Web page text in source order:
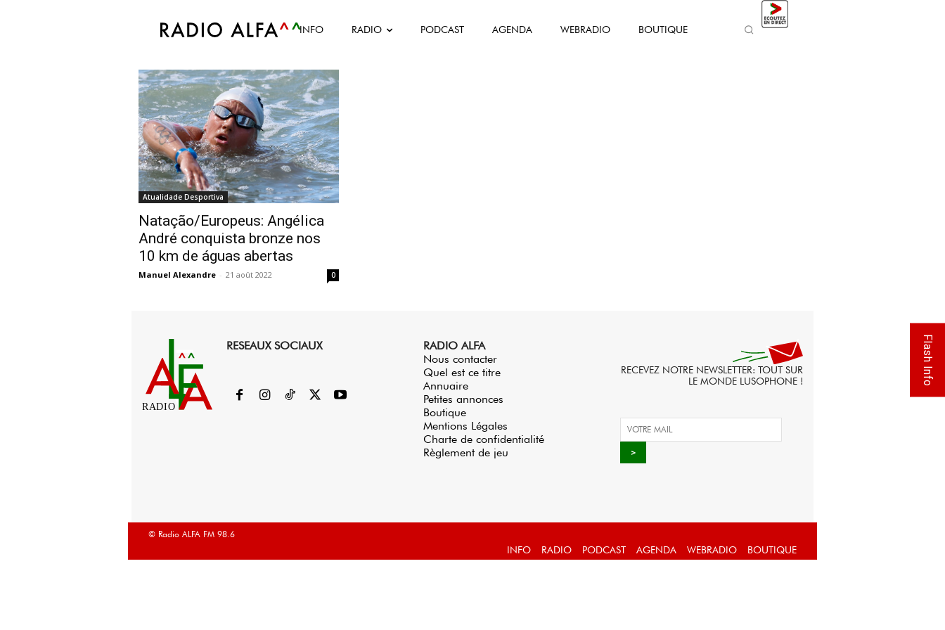
INFO RADIO PODCAST AGENDA WEBRADIO BOUTIQUE
Accueil Tags Angélica André
Tag: Angélica André
Atualidade Desportiva
Natação/Europeus: Angélica
André conquista bronze nos
10 km de águas abertas
Manuel Alexandre - 21 août 2022 0
RADIO
RESEAUX SOCIAUX
RADIO ALFA
Nous contacter
Quel est ce titre
Annuaire
Petites annonces
Boutique
Mentions Légales
Charte de confidentialité
Règlement de jeu
RECEVEZ NOTRE NEWSLETTER: TOUT SUR
LE MONDE LUSOPHONE !
© Radio ALFA FM 98.6
INFO RADIO PODCAST AGENDA WEBRADIO BOUTIQUE
Flash Info